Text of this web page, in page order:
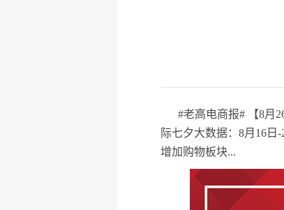
#老高电商报# 【8月
际七夕大数据：8月16日
增加购物板块...